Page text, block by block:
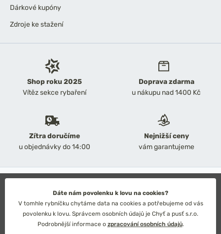
Shop roku 2025
Vítěz sekce rybaření
Doprava zdarma
u nákupu nad 1400 Kč
Zítra doručíme
u objednávky do 14:00
Nejnižší ceny
vám garantujeme
Dárkové kupóny
Zdroje ke stažení
Obchodní podmínky
Ochrana osobních údajů
Technické řešení: Simplia s.r.o.
Strategický design: Petr Široký
Dáte nám povolenku k lovu na cookies?
V tomhle rybníčku chytáme data na cookies a potřebujeme od vás
povolenku k lovu. Správcem osobních údajů je Chyť a pusť s.r.o.
Podrobnější informace o zpracování osobních údajů.